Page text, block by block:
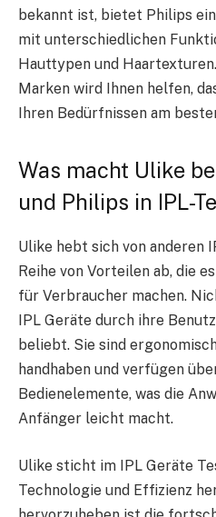
bekannt ist, bietet Philips
mit unterschiedlichen
Hauttypen und
Marken wird Ihnen helfen,
Ihren Bedürfnissen am
Was macht Ulike
und Philips in IPL-
Ulike hebt sich von anderen
Reihe von Vorteilen ab, die
für Verbraucher machen.
IPL Geräte durch ihre
beliebt. Sie sind
handhaben und verfügen
Bedienelemente, was die
Anfänger leicht macht.
Ulike sticht im IPL Geräte
Technologie und Effizienz